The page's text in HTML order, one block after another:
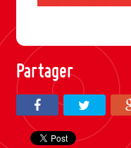
Partager